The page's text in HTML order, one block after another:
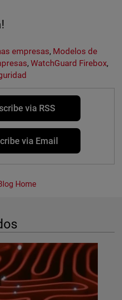
empresas, Modelos de
,WatchGuard Firebox,
via RSS
via Email
Home